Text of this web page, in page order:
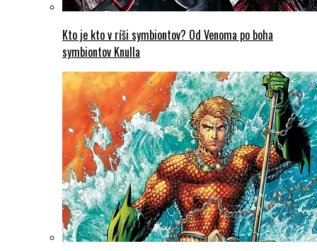
Kto je kto v ríši symbiontov? Od Venoma po boha
symbiontov Knulla